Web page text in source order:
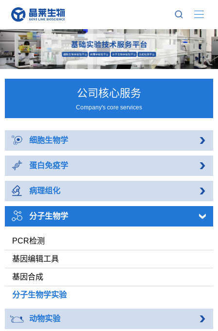
公司核心服务
Company's core services
细胞生物学
蛋白免疫学
病理组化
分子生物学
PCR检测
基因编辑工具
基因合成
分子生物学实验
动物实验